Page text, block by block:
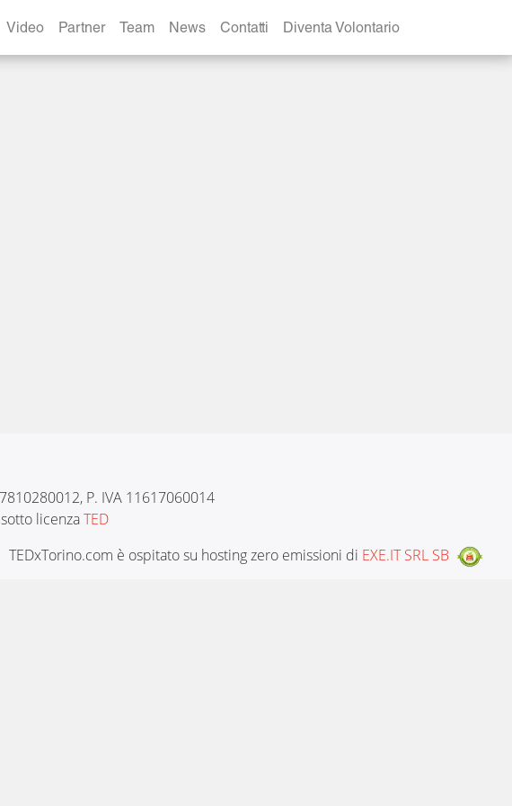
Video Partner Team News Contatti Diventa Volontario
P. IVA 11617060014
licenzaTED
TEDxTorino.com è ospitato su hosting zero emissioni di EXE.IT SRL SB